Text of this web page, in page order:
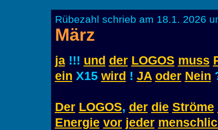
Rübezahl schrieb am 18.1. 2026
März
ja!!! und der LOGOS muss
ein X15 wird ! JA oder Nein
Der LOGOS, der die Ströme
Energie vor jeder